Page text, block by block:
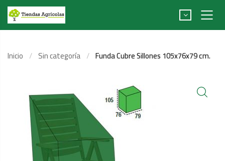
Inicio Sin categoría Funda Cubre Sillones 105x76x79 cm.